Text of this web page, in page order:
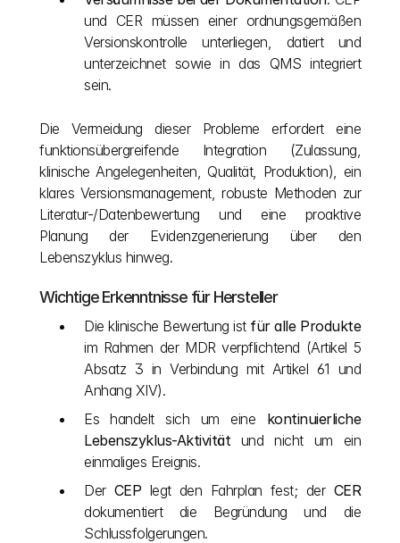
und CER müssen einer ordnungsgemäßen
Versionskontrolle unterliegen, datiert und
unterzeichnet sowie in das QMS integriert
sein.
Die Vermeidung dieser Probleme erfordert eine
funktionsübergreifende Integration (Zulassung,
klinische Angelegenheiten, Qualität, Produktion), ein
klares Versionsmanagement, robuste Methoden zur
Literatur-/Datenbewertung und eine proaktive
Planung der Evidenzgenerierung über den
Lebenszyklus hinweg.
Wichtige Erkenntnisse für Hersteller
Die klinische Bewertung ist für alle Produkte
im Rahmen der MDR verpflichtend (Artikel 5
Absatz 3 in Verbindung mit Artikel 61 und
Anhang XIV).
Es handelt sich um eine kontinuierliche
Lebenszyklus-Aktivität und nicht um ein
einmaliges Ereignis.
Der CEP legt den Fahrplan fest; der CER
dokumentiert die Begründung und die
Schlussfolgerungen.